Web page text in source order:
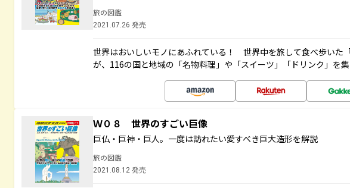
旅の図鑑
2021.07.26 発売
世界はおいしいモノにあふれている！ 世界中を旅して食べ歩いた
が、116の国と地域の「名物料理」や「スイーツ」「ドリンク」を集
Ｗ０８ 世界のすごい巨像
巨仏・巨神・巨人。一度は訪れたい愛すべき巨大造形を解説
旅の図鑑
2021.08.12 発売